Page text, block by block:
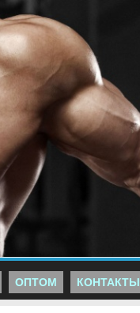
ОПТОМ КОНТАКТЫ